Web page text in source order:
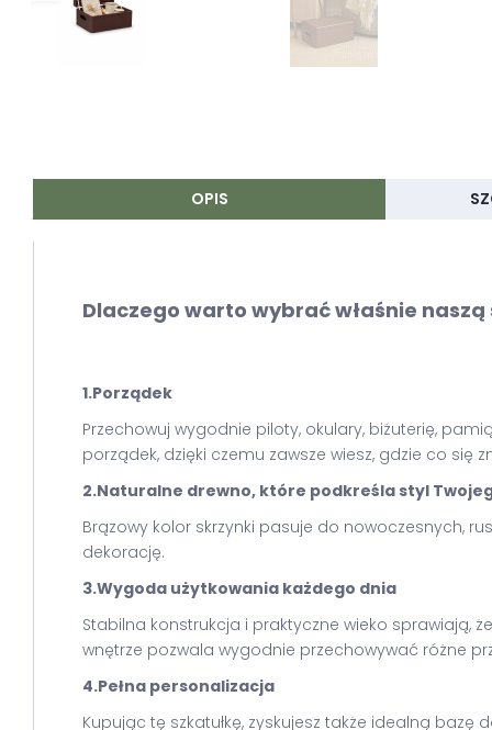
OPIS
Dlaczego warto wybrać właśnie
1.Porządek
Przechowuj wygodnie piloty, okulary, biżuterię,
porządek, dzięki czemu zawsze wiesz, gdzie co się
2.Naturalne drewno, które podkreśla styl
Brązowy kolor skrzynki pasuje do nowoczesnych,
dekorację.
3.Wygoda użytkowania każdego dnia
Stabilna konstrukcja i praktyczne wieko sprawiają,
wnętrze pozwala wygodnie przechowywać różne
4.Pełna personalizacja
Kupując tę szkatułkę, zyskujesz także idealną